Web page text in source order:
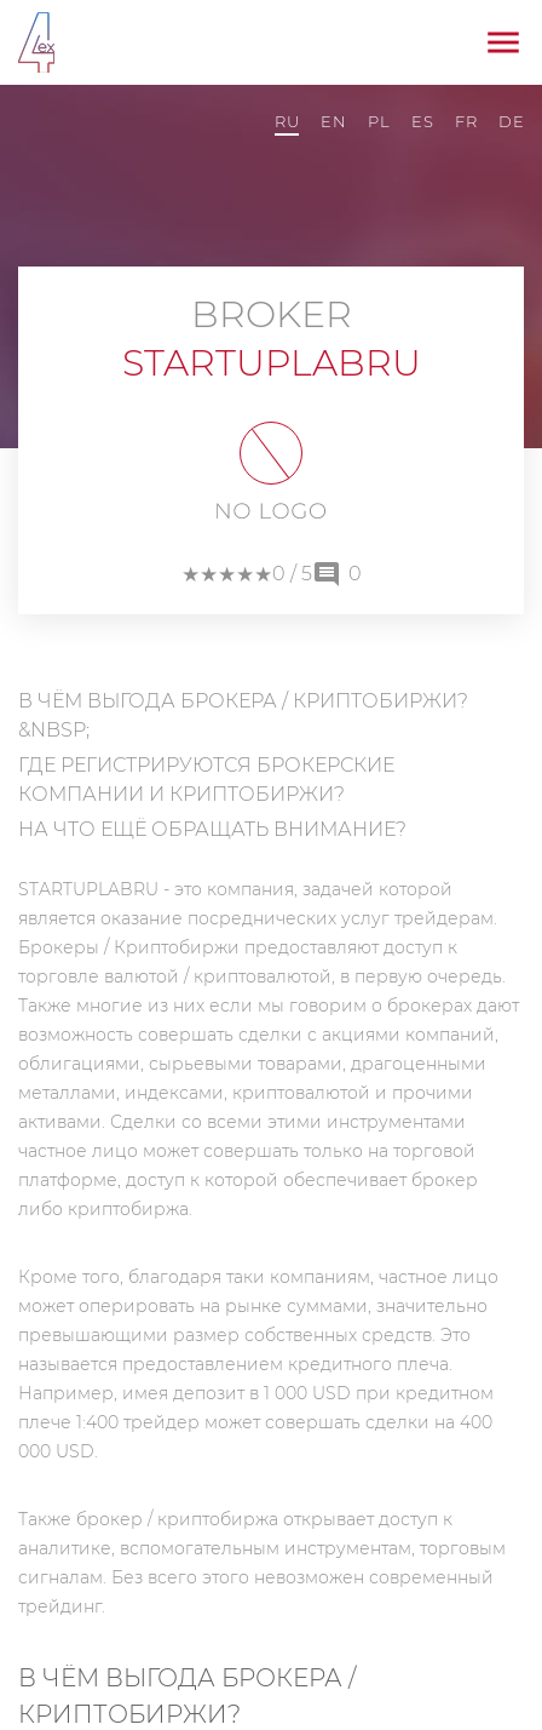
RU EN PL ES FR DE
BROKER
STARTUPLABRU
★★
★★
★★
★★
★★
0 / 5 0
В ЧЁМ ВЫГОДА БРОКЕРА / КРИПТОБИРЖИ?
&NBSP;
ГДЕ РЕГИСТРИРУЮТСЯ БРОКЕРСКИЕ
КОМПАНИИ И КРИПТОБИРЖИ?
НА ЧТО ЕЩЁ ОБРАЩАТЬ ВНИМАНИЕ?
STARTUPLABRU - это компания, задачей которой
является оказание посреднических услуг трейдерам.
Брокеры / Криптобиржи предоставляют доступ к
торговле валютой / криптовалютой, в первую очередь.
Также многие из них если мы говорим о брокерах дают
возможность совершать сделки с акциями компаний,
облигациями, сырьевыми товарами, драгоценными
металлами, индексами, криптовалютой и прочими
активами. Сделки со всеми этими инструментами
частное лицо может совершать только на торговой
платформе, доступ к которой обеспечивает брокер
либо криптобиржа.
Кроме того, благодаря таки компаниям, частное лицо
может оперировать на рынке суммами, значительно
превышающими размер собственных средств. Это
называется предоставлением кредитного плеча.
Например, имея депозит в 1 000 USD при кредитном
плече 1:400 трейдер может совершать сделки на 400
000 USD.
Также брокер / криптобиржа открывает доступ к
аналитике, вспомогательным инструментам, торговым
сигналам. Без всего этого невозможен современный
трейдинг.
В ЧЁМ ВЫГОДА БРОКЕРА /
КРИПТОБИРЖИ?